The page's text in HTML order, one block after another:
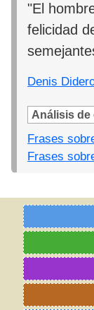
"El
felicidad
Denis
Análisis de
Frases
Frases